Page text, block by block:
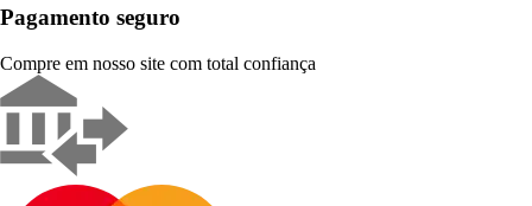
Pagamento seguro
Compre em nosso site com total confiança